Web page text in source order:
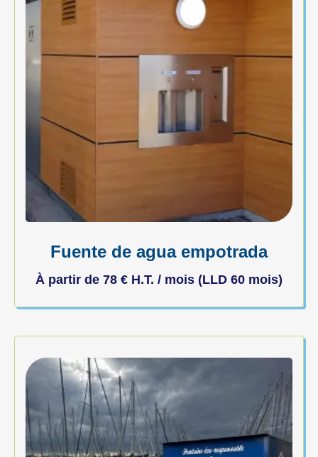
Fuente de agua empotrada
À partir de 78 € H.T. / mois (LLD 60 mois)